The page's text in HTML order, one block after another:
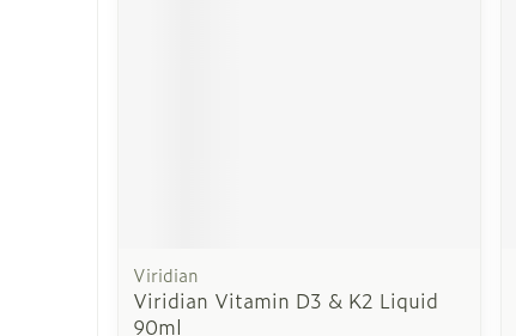
Viridian
Viridian Vitamin D3 & K2 Liquid
90ml